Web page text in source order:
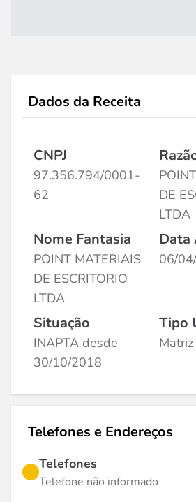
Dados da Receita
CNPJ
97.356.794/0001-
62
DE
LTDA
Nome Fantasia
POINT MATERIAIS
DE ESCRITORIO
LTDA
Data
06/
Situação
INAPTA desde
30/10/2018
Tipo
Matriz
Telefones e Endereços
Telefones
Telefone não informado